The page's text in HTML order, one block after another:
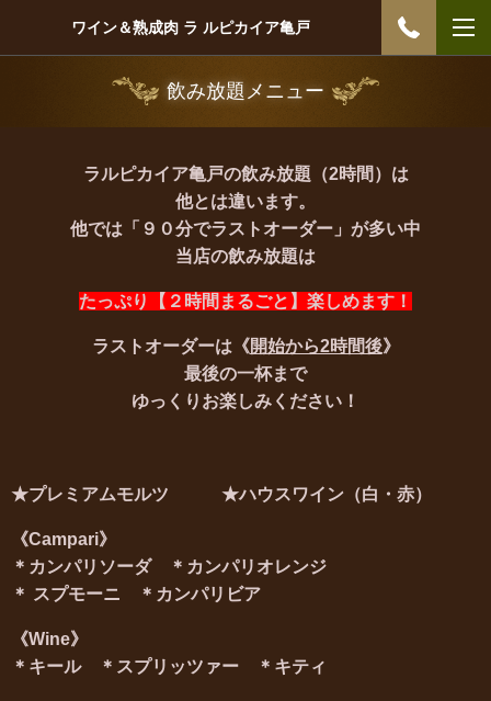
ワイン＆熟成肉 ラ ルピカイア亀戸
飲み放題メニュー
ラルピカイア亀戸の飲み放題（2時間）は
他とは違います。
他では「９０分でラストオーダー」が多い中
当店の飲み放題は
たっぷり【２時間まるごと】楽しめます！
ラストオーダーは《開始から2時間後》
最後の一杯まで
ゆっくりお楽しみください！
★プレミアムモルツ ★ハウスワイン（白・赤）
《Campari》
＊カンパリソーダ
＊ カンパリオレンジ
＊ スプモーニ ＊カンパリビア
《Wine》
＊キール ＊スプリッツァー ＊ キティ